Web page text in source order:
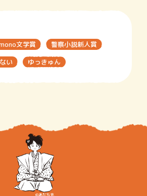
文学賞
警察小説新人賞
い
ゆっきゅん